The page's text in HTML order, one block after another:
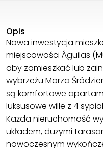
Opis
Nowa inwestycja
miejscowości Águilas
aby zamieszkać lub
wybrzeżu Morza
są komfortowe
luksusowe wille z 4
Każda nieruchomość
układem, dużymi
nowoczesnym